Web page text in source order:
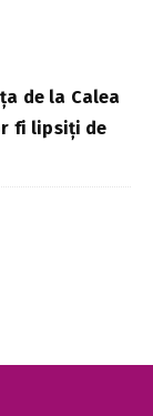
de la Calea
fi lipsiți de